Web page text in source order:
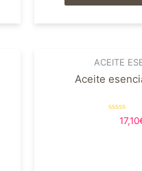
ACEITE
Aceite
Valorado
17,10